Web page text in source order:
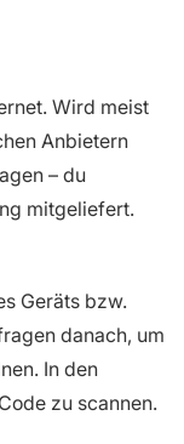
Wird meist
Anbietern
– du
mitgeliefert.
Geräts bzw.
danach, um
In den
zu scannen.